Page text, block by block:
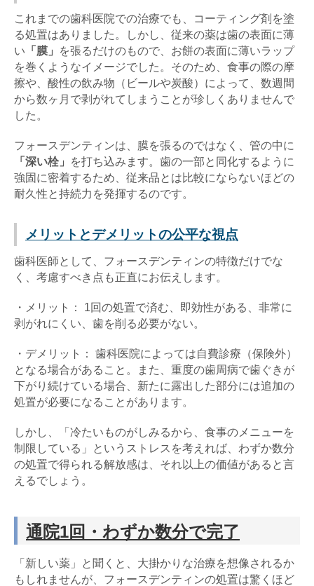
これまでの歯科医院での治療でも、コーティング剤を塗
る処置はありました。しかし、従来の薬は歯の表面に薄
い 「膜」
を張るだけのもので、お餅の表面に薄いラップ
を巻くようなイメージでした。そのため、食事の際の摩
擦や、酸性の飲み物（ビールや炭酸）によって、数週間
から数ヶ月で剥がれてしまうことが珍しくありませんで
した。
フォースデンティンは、膜を張るのではなく、管の中に
「深い栓」
を打ち込みます。歯の一部と同化するように
強固に密着するため、従来品とは比較にならないほどの
耐久性と持続力を発揮するのです。
メリットとデメリットの公平な視点
歯科医師として、フォースデンティンの特徴だけでな
く、考慮すべき点も正直にお伝えします。
・メリット： 1回の処置で済む、即効性がある、非常に
剥がれにくい、歯を削る必要がない。
・デメリット： 歯科医院によっては自費診療（保険外）
となる場合があること。また、重度の歯周病で歯ぐきが
下がり続けている場合、新たに露出した部分には追加の
処置が必要になることがあります。
しかし、「冷たいものがしみるから、食事のメニューを
制限している」というストレスを考えれば、わずか数分
の処置で得られる解放感は、それ以上の価値があると言
えるでしょう。
通院1回・わずか数分で完了
「新しい薬」と聞くと、大掛かりな治療を想像されるか
もしれませんが、フォースデンティンの処置は驚くほど